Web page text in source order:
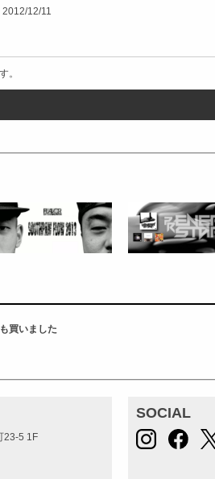
2012/12/11
。
買いました
23-5 1F
SOCIAL